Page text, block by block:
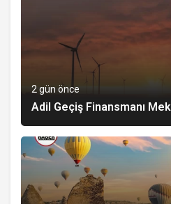
2 gün önce
Adil Geçiş Finansmanı